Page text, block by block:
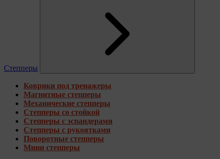
Степперы
Коврики под тренажеры
Магнитные степперы
Механические степперы
Степперы со стойкой
Степперы с эспандерами
Степперы с рукоятками
Поворотные степперы
Мини степперы